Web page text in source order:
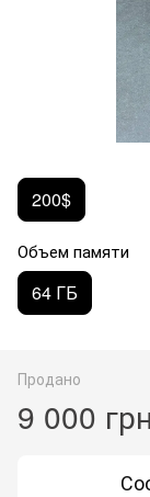
200$
Объем памяти
64 ГБ
Продано
9 000 грн